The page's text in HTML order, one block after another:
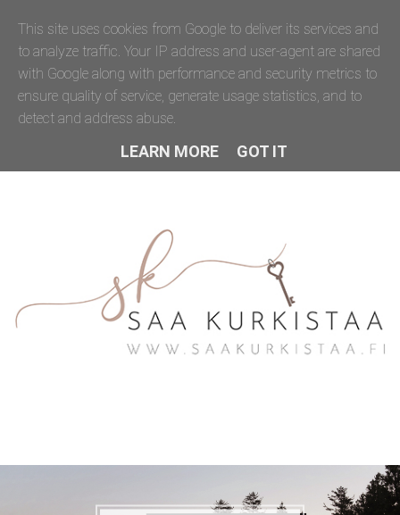
This site uses cookies from Google to deliver its services and
to analyze traffic. Your IP address and user-agent are shared
with Google along with performance and security metrics to
ensure quality of service, generate usage statistics, and to
detect and address abuse.
LEARN MORE GOT IT